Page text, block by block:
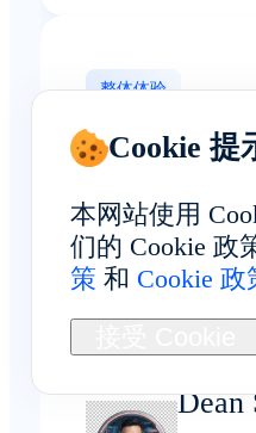
整体体验
常见问题解
FoxPhone
部署的安卓
实且稳定。
Dean
Cookie 提
本网站使用
们的 Cookie 政
策 和 Cookie 政